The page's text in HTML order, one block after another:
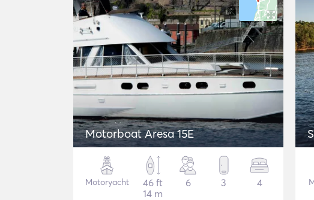
Motorboat Aresa 15E
Motoryacht
46 ft
14 m
6 3 4